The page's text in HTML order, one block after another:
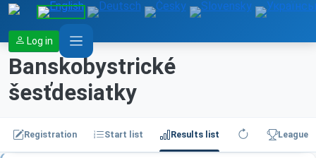
Log in
Banskobystrické
šesťdesiatky
Registration Start list Results list League